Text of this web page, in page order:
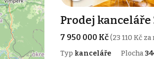
Prodej kanceláře
7 950 000 Kč(23 110 Kč za
Typ kanceláře Plocha